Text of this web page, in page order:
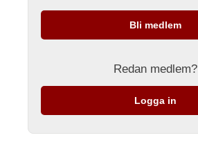
Bli medlem
Redan medlem?
Logga in